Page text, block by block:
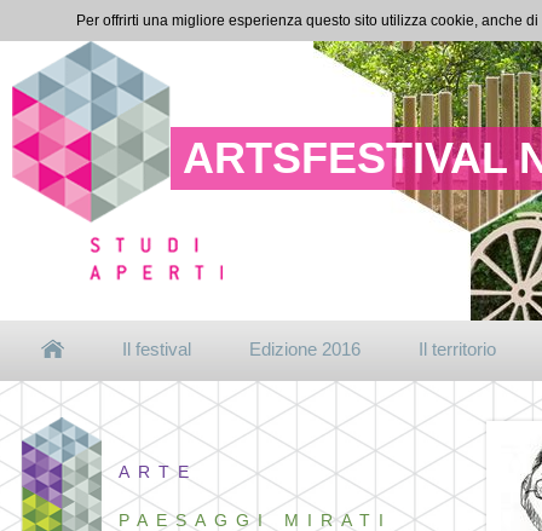
ARTSFESTIVAL
Il festival Edizione 2016 Il territorio
ARTE
PAESAGGI MIRATI
Per offrirti una migliore esperienza questo sito utilizza cookie, anche